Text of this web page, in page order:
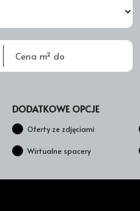
DODATKOWE OPCJE
Oferty ze zdjęciami
Wirtualne spacery